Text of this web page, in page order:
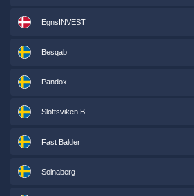
EgnsINVEST
Besqab
Pandox
Slottsviken B
Fast Balder
Solnaberg